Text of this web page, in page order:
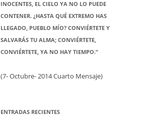
INOCENTES, EL CIELO YA NO LO PUEDE
CONTENER. ¿HASTA QUÉ EXTREMO HAS
LLEGADO, PUEBLO MÍO? CONVIÉRTETE Y
SALVARÁS TU ALMA; CONVIÉRTETE,
CONVIÉRTETE, YA NO HAY TIEMPO.”
(7- Octubre- 2014 Cuarto Mensaje)
ENTRADAS RECIENTES